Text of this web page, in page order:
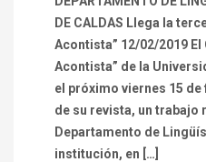
DE CALDAS Llega la
Acontista” 12/02/2019
Acontista” de la
el próximo viernes 15
de su revista, un trabajo
Departamento de
institución, en […]